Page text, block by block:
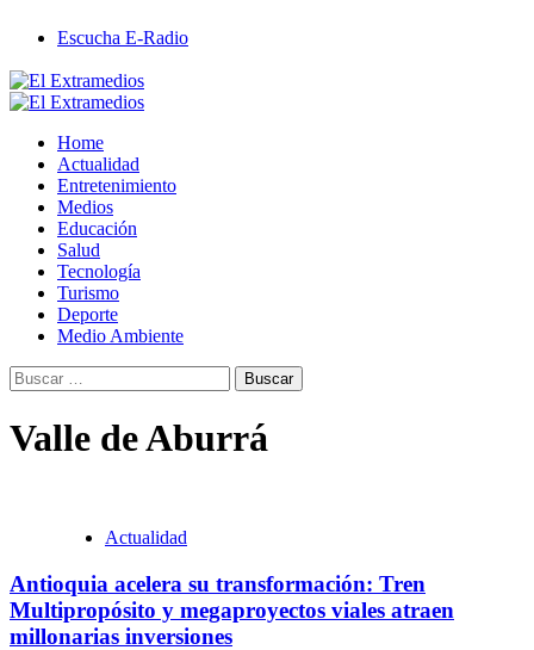
contenido
Escucha E-Radio
Primary
Home
Actualidad
Entretenimiento
Medios
Educación
Salud
Tecnología
Turismo
Deporte
Medio Ambiente
Buscar:
Valle de Aburrá
Actualidad
Antioquia acelera su transformación: Tren
Multipropósito y megaproyectos viales atraen
millonarias inversiones